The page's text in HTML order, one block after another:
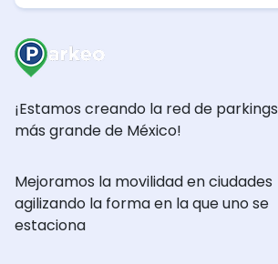
¡Estamos creando la red de parkings
más grande de México!
Mejoramos la movilidad en ciudades
agilizando la forma en la que uno se
estaciona